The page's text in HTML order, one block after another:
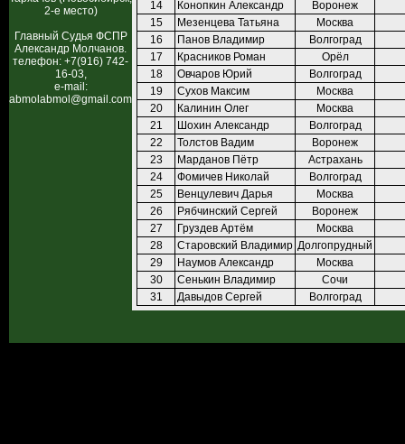
2-е место)
Главный Судья ФСПР
Александр Молчанов.
телефон: +7(916) 742-
16-03,
e-mail:
abmolabmol@gmail.com
14
Конопкин Александр
Воронеж
15
Мезенцева Татьяна
Москва
16
Панов Владимир
Волгоград
17
Красников Роман
Орёл
18
Овчаров Юрий
Волгоград
19
Сухов Максим
Москва
20
Калинин Олег
Москва
21
Шохин Александр
Волгоград
22
Толстов Вадим
Воронеж
23
Марданов Пётр
Астрахань
24
Фомичев Николай
Волгоград
25
Венцулевич Дарья
Москва
26
Рябчинский Сергей
Воронеж
27
Груздев Артём
Москва
28
Старовский Владимир Долгопрудный
29
Наумов Александр
Москва
30
Сенькин Владимир
Сочи
31
Давыдов Сергей Волгоград